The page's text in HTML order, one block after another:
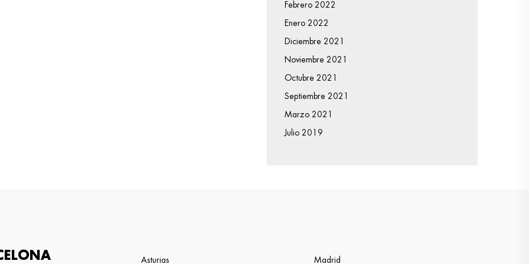
Febrero 2022
Enero 2022
Diciembre 2021
Noviembre 2021
Octubre 2021
Septiembre 2021
Marzo 2021
Julio 2019
Asturias Madrid